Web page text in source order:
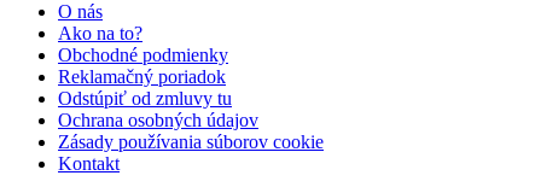
O nás
Ako na to?
Obchodné podmienky
Reklamačný poriadok
Odstúpiť od zmluvy tu
Ochrana osobných údajov
Zásady používania súborov cookie
Kontakt